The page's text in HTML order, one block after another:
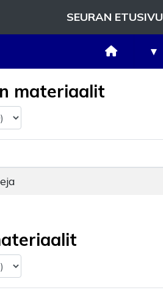
SEURAN ETUSIVU
▾
materiaalit